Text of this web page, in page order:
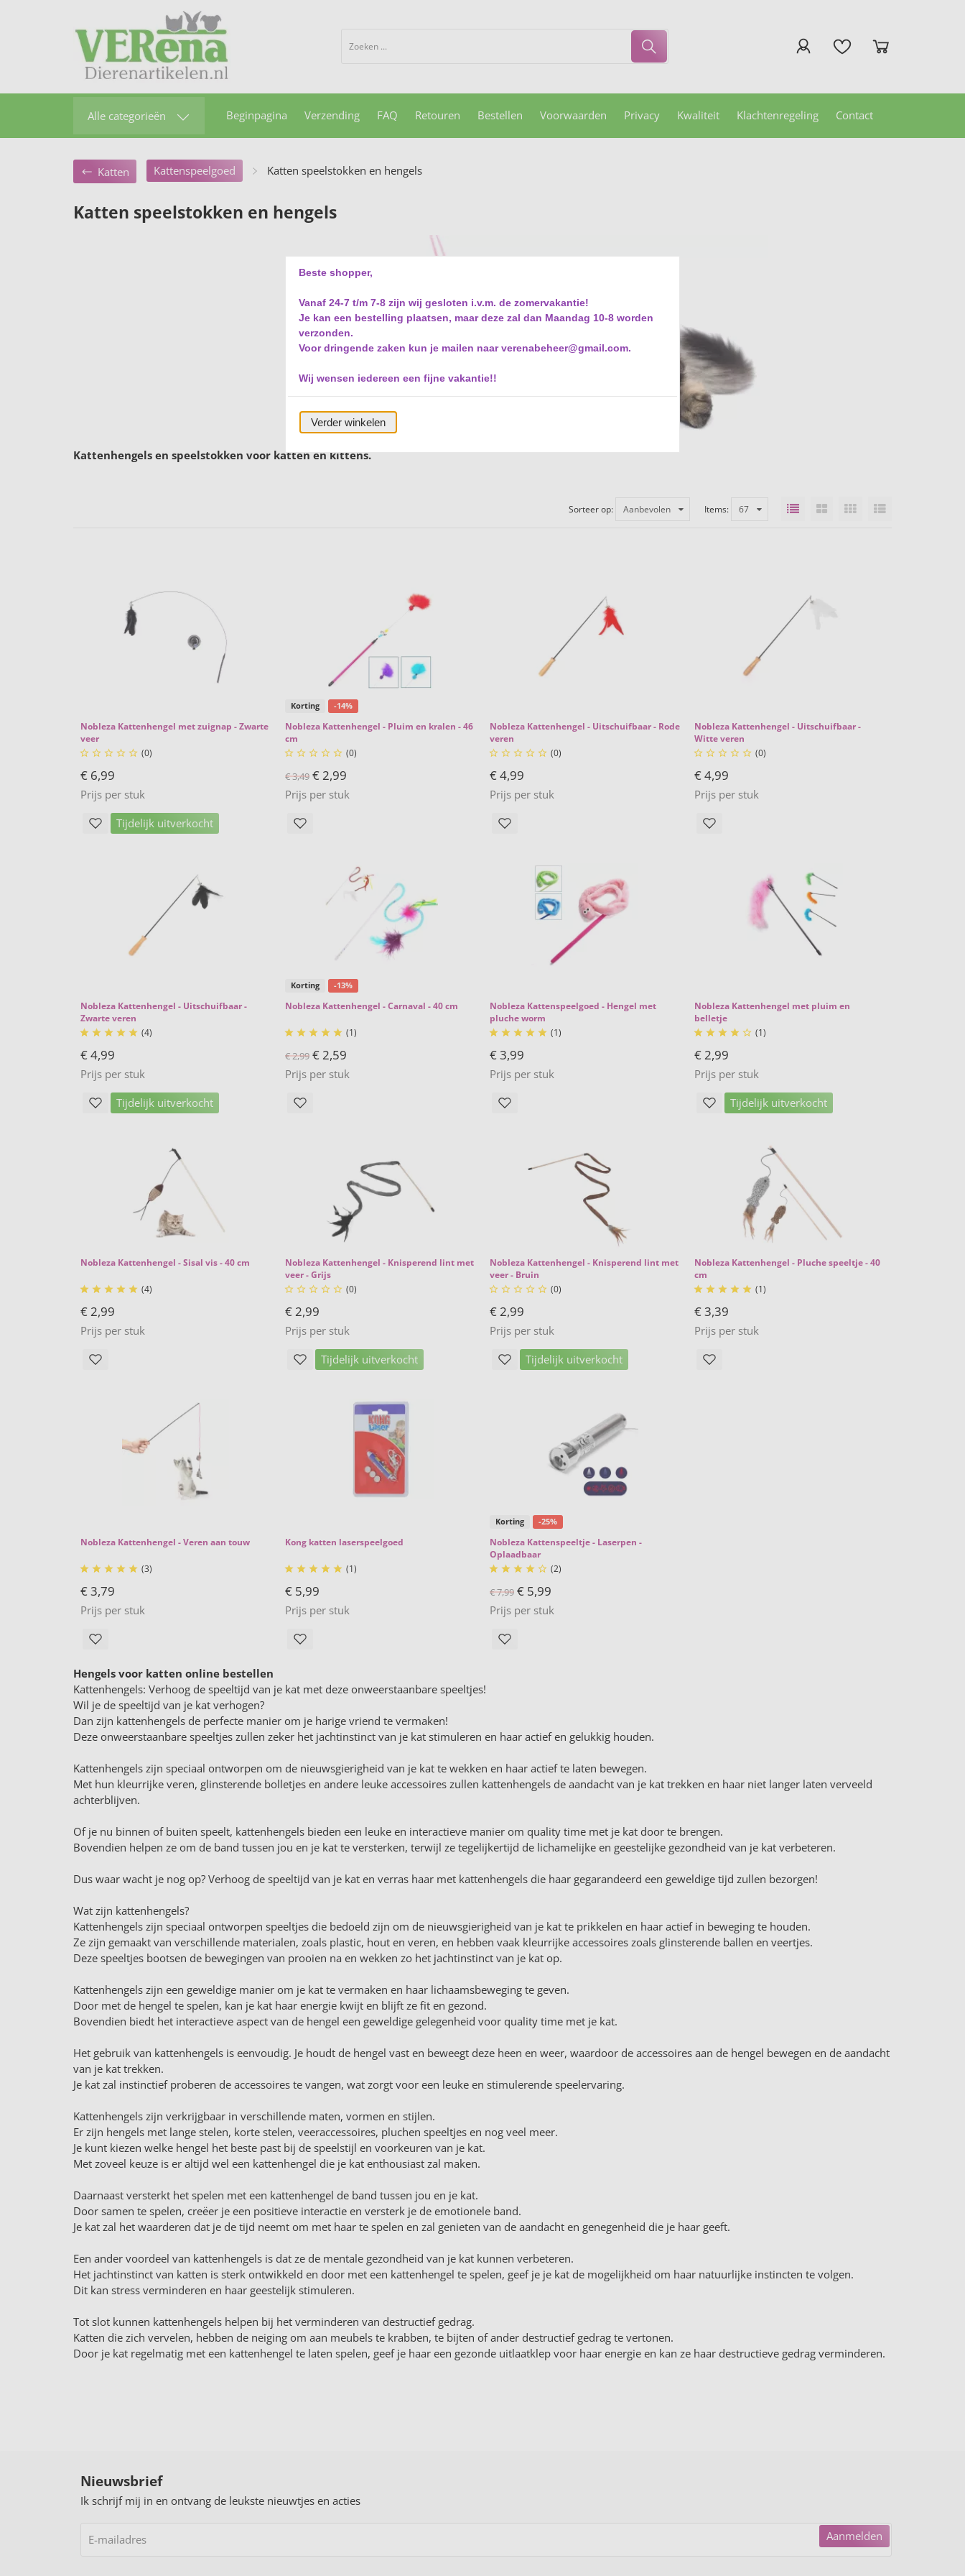
Alle categorieën Beginpagina Verzending FAQ Retouren Bestellen Voorwaarden Privacy Kwaliteit Klachtenregeling Contact
Katten Kattenspeelgoed Katten speelstokken en hengels
Katten speelstokken en hengels
Kattenhengels en speelstokken voor katten en kittens.
Sorteer op: Aanbevolen Items: 67
Nobleza Kattenhengel met zuignap - Zwarte
veer
     (0)
€ 6,99
Prijs per stuk
Tijdelijk uitverkocht
Korting -14%
Nobleza Kattenhengel - Pluim en kralen - 46
cm
     (0)
€ 3,49 € 2,99
Prijs per stuk
Nobleza Kattenhengel - Uitschuifbaar - Rode
veren
     (0)
€ 4,99
Prijs per stuk
Nobleza Kattenhengel - Uitschuifbaar -
Witte veren
     (0)
€ 4,99
Prijs per stuk
Nobleza Kattenhengel - Uitschuifbaar -
Zwarte veren
     (4)
€ 4,99
Prijs per stuk
Tijdelijk uitverkocht
Korting -13%
Nobleza Kattenhengel - Carnaval - 40 cm
     (1)
€ 2,99 € 2,59
Prijs per stuk
Nobleza Kattenspeelgoed - Hengel met
pluche worm
     (1)
€ 3,99
Prijs per stuk
Nobleza Kattenhengel met pluim en
belletje
     (1)
€ 2,99
Prijs per stuk
Tijdelijk uitverkocht
Nobleza Kattenhengel - Sisal vis - 40 cm
     (4)
€ 2,99
Prijs per stuk
Nobleza Kattenhengel - Knisperend lint met
veer - Grijs
     (0)
€ 2,99
Prijs per stuk
Tijdelijk uitverkocht
Nobleza Kattenhengel - Knisperend lint met
veer - Bruin
     (0)
€ 2,99
Prijs per stuk
Tijdelijk uitverkocht
Nobleza Kattenhengel - Pluche speeltje - 40
cm
     (1)
€ 3,39
Prijs per stuk
Nobleza Kattenhengel - Veren aan touw
     (3)
€ 3,79
Prijs per stuk
Kong katten laserspeelgoed
     (1)
€ 5,99
Prijs per stuk
Korting -25%
Nobleza Kattenspeeltje - Laserpen -
Oplaadbaar
     (2)
€ 7,99 € 5,99
Prijs per stuk
Hengels voor katten online bestellen
Kattenhengels: Verhoog de speeltijd van je kat met deze onweerstaanbare speeltjes!
Wil je de speeltijd van je kat verhogen?
Dan zijn kattenhengels de perfecte manier om je harige vriend te vermaken!
Deze onweerstaanbare speeltjes zullen zeker het jachtinstinct van je kat stimuleren en haar actief en gelukkig houden.
Kattenhengels zijn speciaal ontworpen om de nieuwsgierigheid van je kat te wekken en haar actief te laten bewegen.
Met hun kleurrijke veren, glinsterende bolletjes en andere leuke accessoires zullen kattenhengels de aandacht van je kat trekken en haar niet langer laten verveeld
achterblijven.
Of je nu binnen of buiten speelt, kattenhengels bieden een leuke en interactieve manier om quality time met je kat door te brengen.
Bovendien helpen ze om de band tussen jou en je kat te versterken, terwijl ze tegelijkertijd de lichamelijke en geestelijke gezondheid van je kat verbeteren.
Dus waar wacht je nog op? Verhoog de speeltijd van je kat en verras haar met kattenhengels die haar gegarandeerd een geweldige tijd zullen bezorgen!
Wat zijn kattenhengels?
Kattenhengels zijn speciaal ontworpen speeltjes die bedoeld zijn om de nieuwsgierigheid van je kat te prikkelen en haar actief in beweging te houden.
Ze zijn gemaakt van verschillende materialen, zoals plastic, hout en veren, en hebben vaak kleurrijke accessoires zoals glinsterende ballen en veertjes.
Deze speeltjes bootsen de bewegingen van prooien na en wekken zo het jachtinstinct van je kat op.
Kattenhengels zijn een geweldige manier om je kat te vermaken en haar lichaamsbeweging te geven.
Door met de hengel te spelen, kan je kat haar energie kwijt en blijft ze fit en gezond.
Bovendien biedt het interactieve aspect van de hengel een geweldige gelegenheid voor quality time met je kat.
Het gebruik van kattenhengels is eenvoudig. Je houdt de hengel vast en beweegt deze heen en weer, waardoor de accessoires aan de hengel bewegen en de aandacht
van je kat trekken.
Je kat zal instinctief proberen de accessoires te vangen, wat zorgt voor een leuke en stimulerende speelervaring.
Kattenhengels zijn verkrijgbaar in verschillende maten, vormen en stijlen.
Er zijn hengels met lange stelen, korte stelen, veeraccessoires, pluchen speeltjes en nog veel meer.
Je kunt kiezen welke hengel het beste past bij de speelstijl en voorkeuren van je kat.
Met zoveel keuze is er altijd wel een kattenhengel die je kat enthousiast zal maken.
Daarnaast versterkt het spelen met een kattenhengel de band tussen jou en je kat.
Door samen te spelen, creëer je een positieve interactie en versterk je de emotionele band.
Je kat zal het waarderen dat je de tijd neemt om met haar te spelen en zal genieten van de aandacht en genegenheid die je haar geeft.
Een ander voordeel van kattenhengels is dat ze de mentale gezondheid van je kat kunnen verbeteren.
Het jachtinstinct van katten is sterk ontwikkeld en door met een kattenhengel te spelen, geef je je kat de mogelijkheid om haar natuurlijke instincten te volgen.
Dit kan stress verminderen en haar geestelijk stimuleren.
Tot slot kunnen kattenhengels helpen bij het verminderen van destructief gedrag.
Katten die zich vervelen, hebben de neiging om aan meubels te krabben, te bijten of ander destructief gedrag te vertonen.
Door je kat regelmatig met een kattenhengel te laten spelen, geef je haar een gezonde uitlaatklep voor haar energie en kan ze haar destructieve gedrag verminderen.
Nieuwsbrief
Ik schrijf mij in en ontvang de leukste nieuwtjes en acties
Aanmelden
Beste shopper,
Vanaf 24-7 t/m 7-8 zijn wij gesloten i.v.m. de zomervakantie!
Je kan een bestelling plaatsen, maar deze zal dan Maandag 10-8 worden
verzonden.
Voor dringende zaken kun je mailen naar verenabeheer@gmail.com.
Wij wensen iedereen een fijne vakantie!!
Verder winkelen